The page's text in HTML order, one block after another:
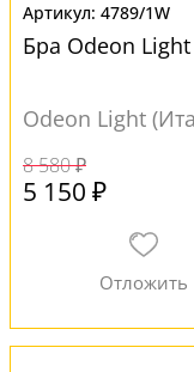
4789/1W
Бра Odeon
Odeon Light
8 580 ₽
5 150 ₽